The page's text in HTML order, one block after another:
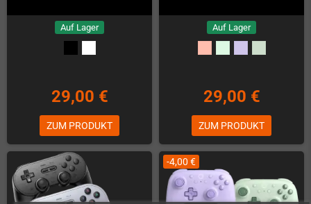
Auf Lager
29,00 €
ZUM PRODUKT
Auf Lager
29,00 €
ZUM PRODUKT
-4,00 €